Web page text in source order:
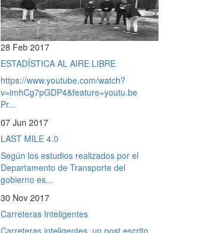
28 Feb 2017
ESTADÍSTICA AL AIRE LIBRE
https://www.youtube.com/watch?
v=imhCg7pGDP4&feature=youtu.be
Pr...
07 Jun 2017
LAST MILE 4.0
Según los estudios realizados por el
Departamento de Transporte del
gobierno es...
30 Nov 2017
Carreteras Inteligentes
Carreteras inteligentes, un post escrito